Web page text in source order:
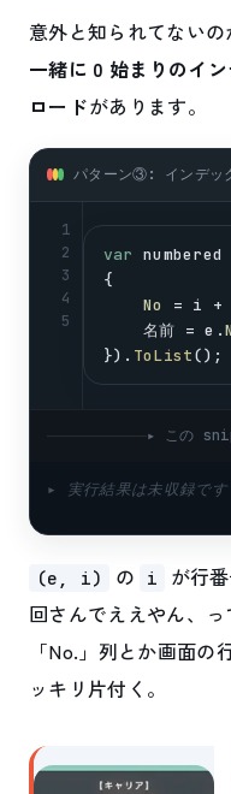
意外と知られてないの
一緒に 0 始まりのイ
ロードがあります。
1
2
3
4
5
var numbered
{
No
= i +
    名前 =
e .
}). ToList();
▸ この
▸ 実行結果は未収録です
(e, i) の i が行
回さんでええやん、
「No.」列とか画面
ッキリ片付く。